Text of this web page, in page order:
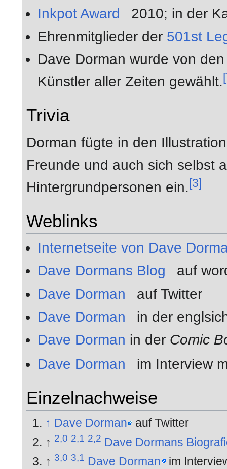
Inkpot Award
2010; in der
Ehrenmitglieder der 501st
Dave Dorman wurde von
Künstler aller Zeiten gewählt.
Trivia
Dorman fügte in den
Freunde und auch sich selbst
Hintergrundpersonen ein.[3]
Weblinks
Internetseite von Dave
Dave Dormans Blog
auf
Dave Dorman
auf Twitter
Dave Dorman
in der
Dave Dorman in der Comic
Dave Dorman
im Interview
Einzelnachweise
↑ Dave Dorman
auf Twitter
↑ 2,0 2,1 2,2 Dave Dormans
↑ 3,0 3,1 Dave Dorman
im